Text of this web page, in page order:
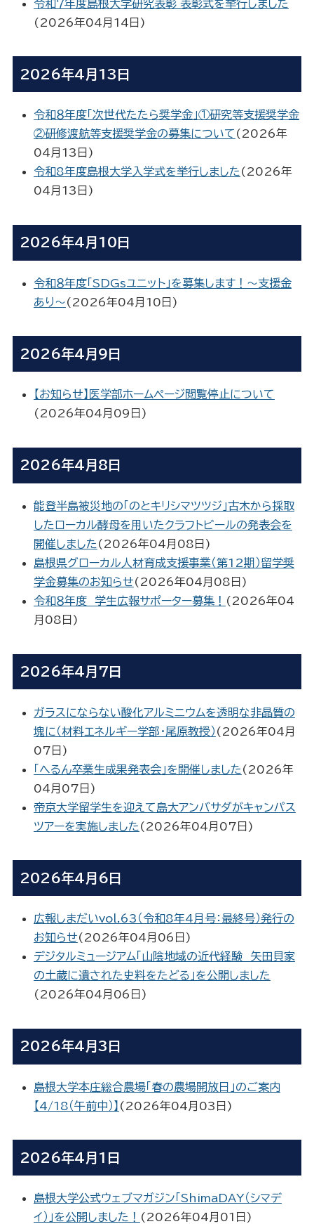
令和７年度島根大学研究表彰 表彰式を挙行しました
(2026年04月14日 )
2026年4月13日
令和８年度「次世代たたら奨学金」①研究等支援奨学金
②研修渡航等支援奨学金の募集について ( 2026年
04月13日 )
令和8年度島根大学入学式を挙行しました ( 2026年
04月13日 )
2026年4月10日
令和８年度「SDGsユニット」を募集します！～支援金
あり～( 2026年04月10日 )
2026年4月9日
【お知らせ】医学部ホームページ閲覧停止について
( 2026年04月09日 )
2026年4月8日
能登半島被災地の「のとキリシマツツジ」古木から採取
したローカル酵母を用いたクラフトビールの発表会を
開催しました ( 2026年04月08日 )
島根県グローカル人材育成支援事業（第12期）留学奨
学金募集のお知らせ( 2026年04月08日 )
令和８年度 学生広報サポーター募集！ ( 2026年04
月08日 )
2026年4月7日
ガラスにならない酸化アルミニウムを透明な非晶質の
塊に（材料エネルギー学部・尾原教授） ( 2026年04月
07日 )
「へるん卒業生成果発表会」を開催しました ( 2026年
04月07日 )
帝京大学留学生を迎えて島大アンバサダがキャンパス
ツアーを実施しました ( 2026年04月07日 )
2026年4月6日
広報しまだいvol.63（令和8年4月号：最終号）発行の
お知らせ( 2026年04月06日 )
デジタルミュージアム「山陰地域の近代経験 矢田貝家
の土蔵に遺された史料をたどる」を公開しました
( 2026年04月06日 )
2026年4月3日
島根大学本庄総合農場「春の農場開放日」のご案内
【4/18（午前中）】 ( 2026年04月03日 )
2026年4月1日
島根大学公式ウェブマガジン「ShimaDAY（シマデ
イ）」を公開しました！ ( 2026年04月01日 )